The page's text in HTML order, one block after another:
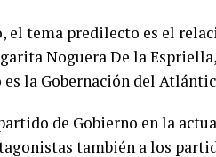
tema predilecto es el
Noguera De la
la Gobernación del
de Gobierno en la
también a los